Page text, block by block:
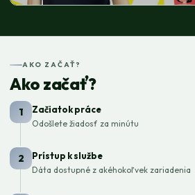
AKO ZAČAŤ?
Ako začať?
1 Začiatok práce
Odošlete žiadosť za minútu
2 Prístup k službe
Dáta dostupné z akéhokoľvek zariadenia